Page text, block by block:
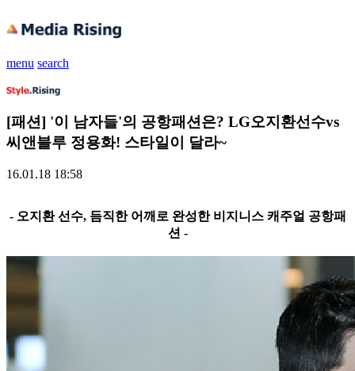
menu search
[패션] '이 남자들'의 공항패션은? LG오지환선수vs
씨앤블루 정용화! 스타일이 달라~
16.01.18 18:58
- 오지환 선수, 듬직한 어깨로 완성한 비지니스 캐주얼 공항패
션 -